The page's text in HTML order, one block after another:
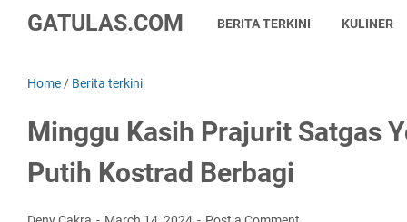
GATULAS.COM BERITA TERKINI KULINER
Home / Berita terkini
Minggu Kasih Prajurit Satgas
Putih Kostrad Berbagi